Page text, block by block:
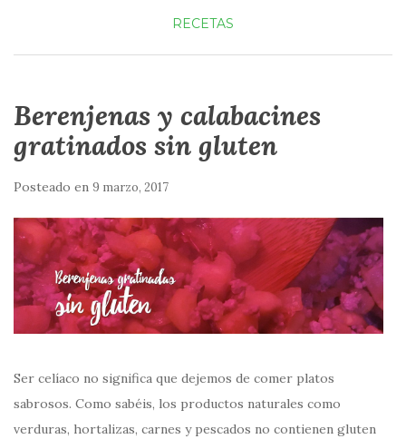
RECETAS
Berenjenas y calabacines
gratinados sin gluten
Posteado en 9 marzo, 2017
Ser celíaco no significa que dejemos de comer platos
sabrosos. Como sabéis, los productos naturales como
verduras, hortalizas, carnes y pescados no contienen gluten